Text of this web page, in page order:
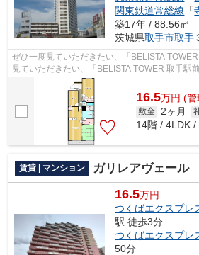
関東鉄道常総線 「
築17年 / 88.56㎡
茨城県取手市取手
ぜひ一度見ていただきたい、「BELISTA
見ていただきたい、「BELISTA TOWER 取手駅
マンションなら毎日の移動も快適です。こ...
16.5万円 (管
敷金 2ヶ月
14階 / 4LDK /
賃貸 | マンション ガリレアヴェール
16.5万円
つくばエクスプレ
駅 徒歩3分
つくばエクスプレ
50分